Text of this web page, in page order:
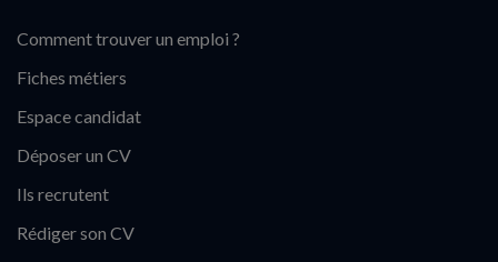
Comment trouver un emploi ?
Fiches métiers
Espace candidat
Déposer un CV
Ils recrutent
Rédiger son CV